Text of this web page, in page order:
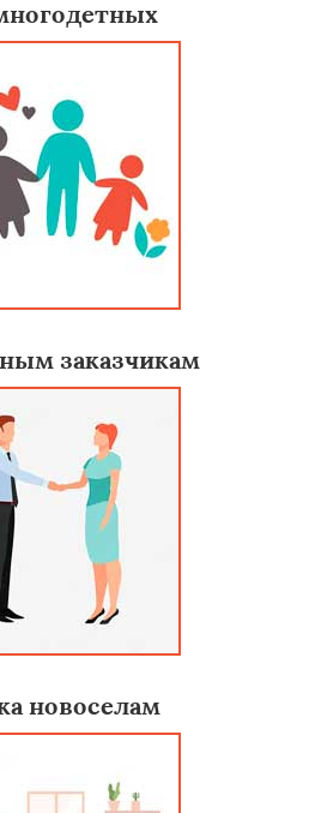
заказчикам
новоселам